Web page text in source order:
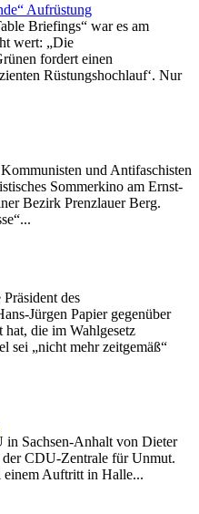
Aufrüstung
Briefings“ war es am
wert: „Die
fordert einen
Rüstungshochlauf‘. Nur
und Antifaschisten
Sommerkino am Ernst-
Bezirk Prenzlauer Berg.
des
Jürgen Papier gegenüber
hat, die im Wahlgesetz
sei „nicht mehr zeitgemäß“
Sachsen-Anhalt von Dieter
CDU-Zentrale für Unmut.
einem Auftritt in Halle...